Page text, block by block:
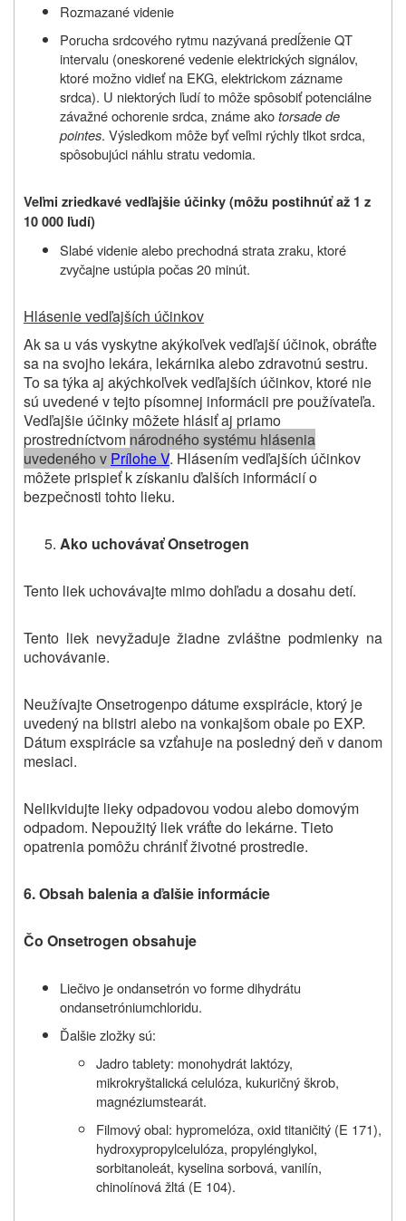
Rozmazané videnie
Porucha srdcového rytmu nazývaná predĺženie QT
intervalu (oneskorené vedenie elektrických signálov,
ktoré možno vidieť na EKG, elektrickom zázname
srdca). U niektorých ľudí to môže spôsobiť potenciálne
závažné ochorenie srdca, známe akotorsade de
pointes. Výsledkom môže byť veľmi rýchly tlkot srdca,
spôsobujúci náhlu stratu vedomia.
Veľmi zriedkavé vedľajšie účinky (môžu postihnúť až 1 z
10 000 ľudí)
Slabé videnie alebo prechodná strata zraku, ktoré
zvyčajne ustúpia počas 20 minút.
Hlásenie vedľajších účinkov
Ak sa u vás vyskytne akýkoľvek vedľajší účinok, obráťte
sa na svojho lekára, lekárnika alebo zdravotnú sestru.
To sa týka aj akýchkoľvek vedľajších účinkov, ktoré nie
sú uvedené v tejto písomnej informácii pre používateľa.
Vedľajšie účinky môžete hlásiť aj priamo
prostredníctvom národného systému hlásenia
uvedeného v Prílohe V. Hlásením vedľajších účinkov
môžete prispieť k získaniu ďalších informácií o
bezpečnosti tohto lieku.
Ako uchovávať Onsetrogen
Tento liek uchovávajte mimo dohľadu a dosahu detí.
Tento liek nevyžaduje žiadne zvláštne podmienky na
uchovávanie.
NeužívajteOnsetrogenpo dátume exspirácie, ktorý je
uvedený na blistri alebo na vonkajšom obale po EXP.
Dátum exspirácie sa vzťahuje na posledný deň v danom
mesiaci.
Nelikvidujte lieky odpadovou vodou alebo domovým
odpadom. Nepoužitý liek vráťte do lekárne. Tieto
opatrenia pomôžu chrániť životné prostredie.
6. Obsah balenia a ďalšie informácie
Čo Onsetrogen obsahuje
Liečivo jeondansetrón vo forme dihydrátu
ondansetróniumchloridu.
Ďalšie zložky sú:
Jadro tablety: monohydrát laktózy,
mikrokryštalická celulóza, kukuričný škrob,
magnéziumstearát.
Filmový obal: hypromelóza, oxid titaničitý (E 171),
hydroxypropylcelulóza, propylénglykol,
sorbitanoleát, kyselina sorbová, vanilín,
chinolínová žltá (E 104).